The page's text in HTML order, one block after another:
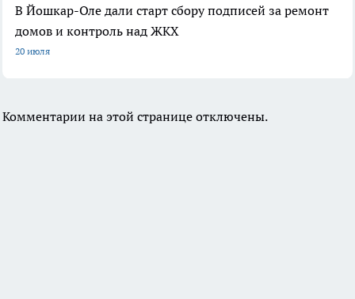
В Йошкар-Оле дали старт сбору подписей за ремонт
домов и контроль над ЖКХ
20 июля
Комментарии на этой странице отключены.